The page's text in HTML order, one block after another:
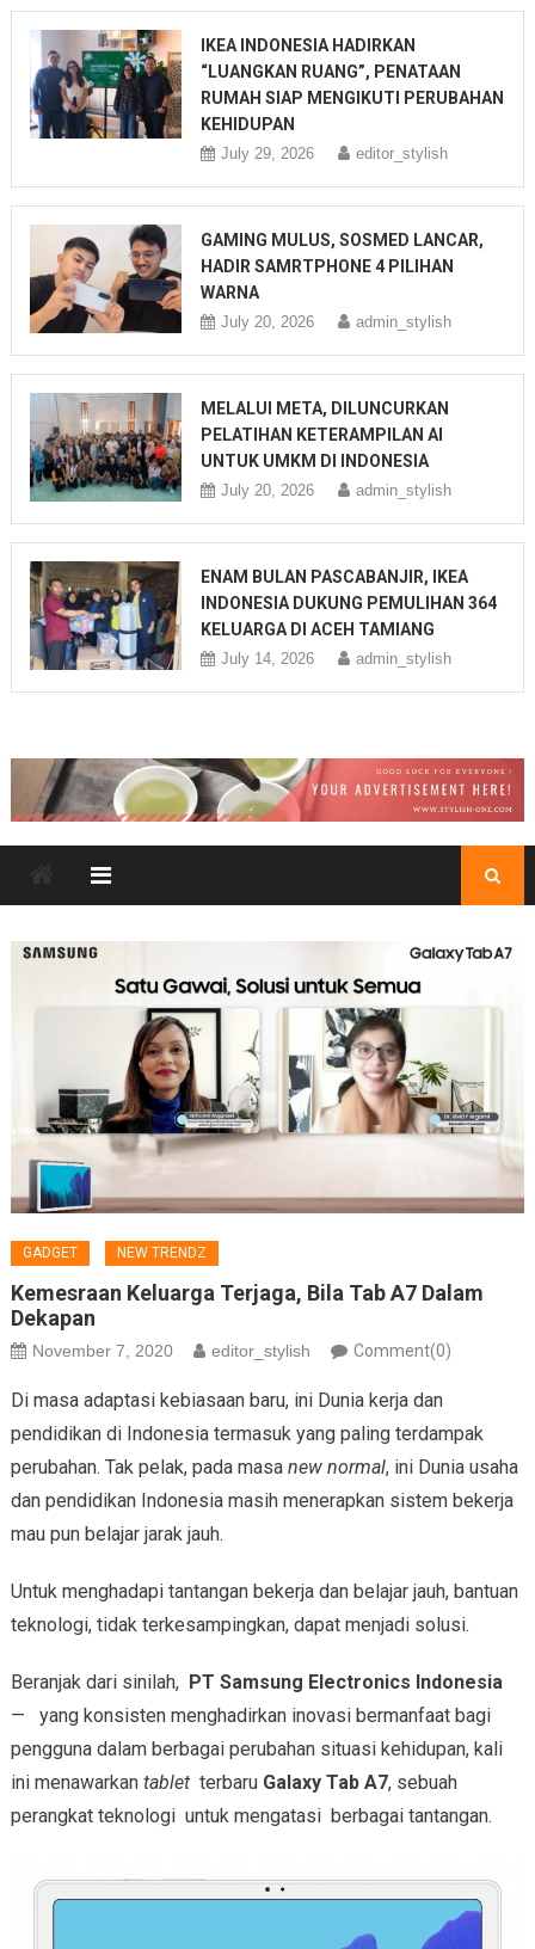
IKEA INDONESIA HADIRKAN
“LUANGKAN RUANG”, PENATAAN
RUMAH SIAP MENGIKUTI PERUBAHAN
KEHIDUPAN
July 29, 2026 editor_stylish
GAMING MULUS, SOSMED LANCAR,
HADIR SAMRTPHONE 4 PILIHAN
WARNA
July 20, 2026 admin_stylish
MELALUI META, DILUNCURKAN
PELATIHAN KETERAMPILAN AI
UNTUK UMKM DI INDONESIA
July 20, 2026 admin_stylish
ENAM BULAN PASCABANJIR, IKEA
INDONESIA DUKUNG PEMULIHAN 364
KELUARGA DI ACEH TAMIANG
July 14, 2026 admin_stylish
GADGET NEW TRENDZ
Kemesraan Keluarga Terjaga, Bila Tab A7 Dalam
Dekapan
November 7, 2020 editor_stylish Comment(0)
Di masa adaptasi kebiasaan baru, ini Dunia kerja dan
pendidikan di Indonesia termasuk yang paling terdampak
perubahan. Tak pelak, pada masa new normal, ini Dunia usaha
dan pendidikan Indonesia masih menerapkan sistem bekerja
mau pun belajar jarak jauh.
Untuk menghadapi tantangan bekerja dan belajar jauh, bantuan
teknologi, tidak terkesampingkan, dapat menjadi solusi.
Beranjak dari sinilah, PT Samsung Electronics Indonesia
— yang konsisten menghadirkan inovasi bermanfaat bagi
pengguna dalam berbagai perubahan situasi kehidupan, kali
ini menawarkan tablet terbaru Galaxy Tab A7, sebuah
perangkat teknologi untuk mengatasi berbagai tantangan.